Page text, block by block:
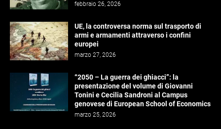
febbraio 26, 2026
UE, la controversa norma sul trasporto di
armi e armamenti attraverso i confini
europei
marzo 27, 2026
“2050 – La guerra dei ghiacci”: la
presentazione del volume di Giovanni
Tonini e Cecilia Sandroni al Campus
genovese di European School of Economics
marzo 25, 2026